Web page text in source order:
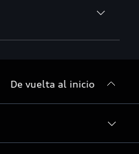
De vuelta al inicio